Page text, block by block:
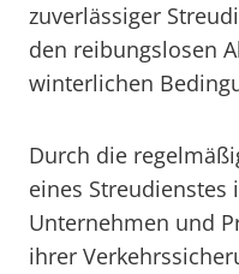
zuverlässiger
den reibungslosen
winterlichen
Durch die
eines Streudienstes
Unternehmen und
ihrer